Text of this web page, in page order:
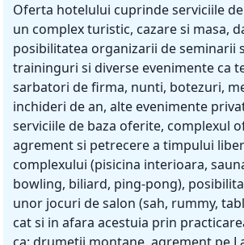
Oferta hotelului cuprinde serviciile
un complex turistic, cazare si masa,
posibilitatea organizarii de seminarii
traininguri si diverse evenimente ca
sarbatori de firma, nunti, botezuri,
inchideri de an, alte evenimente
serviciile de baza oferite, complexul
agrement si petrecere a timpului
complexului (pisicina interioara,
bowling, biliard, ping-pong),
unor jocuri de salon (sah, rummy,
cat si in afara acestuia prin